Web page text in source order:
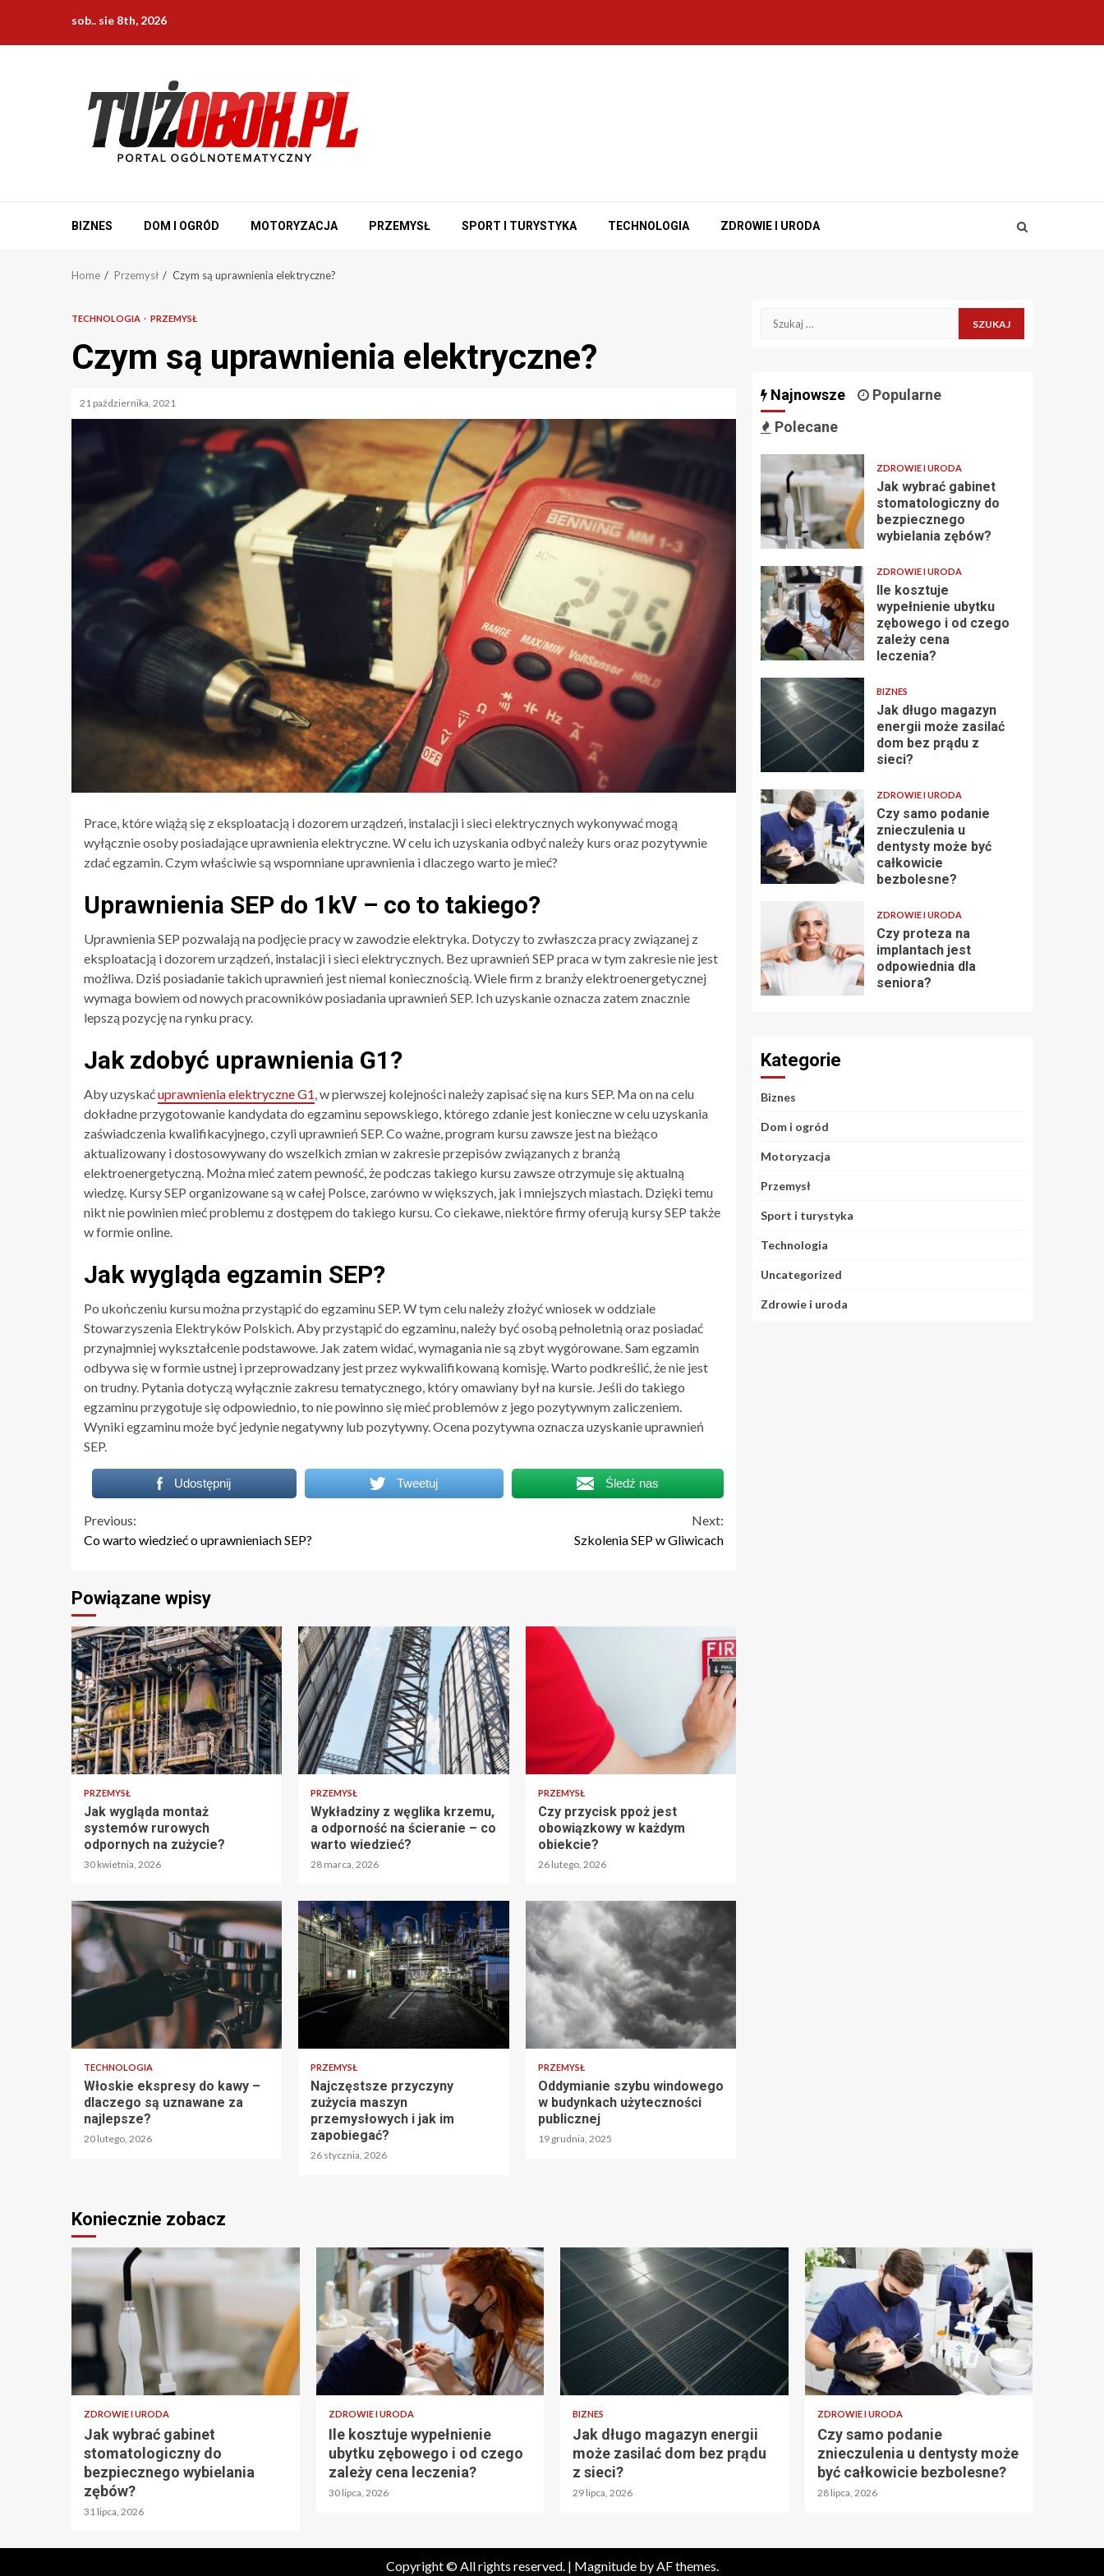
content
sob.. sie 8th, 2026
BIZNES DOM I OGRÓD MOTORYZACJA PRZEMYSŁ SPORT I TURYSTYKA TECHNOLOGIA ZDROWIE I URODA
Home Przemysł Czym są uprawnienia elektryczne?
TECHNOLOGIA PRZEMYSŁ
Czym są uprawnienia elektryczne?
21 października, 2021
Prace, które wiążą się z eksploatacją i dozorem urządzeń, instalacji i sieci elektrycznych wykonywać mogą
wyłącznie osoby posiadające uprawnienia elektryczne. W celu ich uzyskania odbyć należy kurs oraz pozytywnie
zdać egzamin. Czym właściwie są wspomniane uprawnienia i dlaczego warto je mieć?
Uprawnienia SEP do 1kV – co to takiego?
Uprawnienia SEP pozwalają na podjęcie pracy w zawodzie elektryka. Dotyczy to zwłaszcza pracy związanej z
eksploatacją i dozorem urządzeń, instalacji i sieci elektrycznych. Bez uprawnień SEP praca w tym zakresie nie jest
możliwa. Dziś posiadanie takich uprawnień jest niemal koniecznością. Wiele firm z branży elektroenergetycznej
wymaga bowiem od nowych pracowników posiadania uprawnień SEP. Ich uzyskanie oznacza zatem znacznie
lepszą pozycję na rynku pracy.
Jak zdobyć uprawnienia G1?
Aby uzyskaćuprawnienia elektryczne G1, w pierwszej kolejności należy zapisać się na kurs SEP. Ma on na celu
dokładne przygotowanie kandydata do egzaminu sepowskiego, którego zdanie jest konieczne w celu uzyskania
zaświadczenia kwalifikacyjnego, czyli uprawnień SEP. Co ważne, program kursu zawsze jest na bieżąco
aktualizowany i dostosowywany do wszelkich zmian w zakresie przepisów związanych z branżą
elektroenergetyczną. Można mieć zatem pewność, że podczas takiego kursu zawsze otrzymuje się aktualną
wiedzę. Kursy SEP organizowane są w całej Polsce, zarówno w większych, jak i mniejszych miastach. Dzięki temu
nikt nie powinien mieć problemu z dostępem do takiego kursu. Co ciekawe, niektóre firmy oferują kursy SEP także
w formie online.
Jak wygląda egzamin SEP?
Po ukończeniu kursu można przystąpić do egzaminu SEP. W tym celu należy złożyć wniosek w oddziale
Stowarzyszenia Elektryków Polskich. Aby przystąpić do egzaminu, należy być osobą pełnoletnią oraz posiadać
przynajmniej wykształcenie podstawowe. Jak zatem widać, wymagania nie są zbyt wygórowane. Sam egzamin
odbywa się w formie ustnej i przeprowadzany jest przez wykwalifikowaną komisję. Warto podkreślić, że nie jest
on trudny. Pytania dotyczą wyłącznie zakresu tematycznego, który omawiany był na kursie. Jeśli do takiego
egzaminu przygotuje się odpowiednio, to nie powinno się mieć problemów z jego pozytywnym zaliczeniem.
Wyniki egzaminu może być jedynie negatywny lub pozytywny. Ocena pozytywna oznacza uzyskanie uprawnień
SEP.
Udostępnij Tweetuj Śledź nas
Continue
Previous:
Co warto wiedzieć o uprawnieniach SEP?
Next:
Szkolenia SEP w Gliwicach
Powiązane wpisy
PRZEMYSŁ
Jak wygląda montaż
systemów rurowych
odpornych na zużycie?
30 kwietnia, 2026
PRZEMYSŁ
Wykładziny z węglika krzemu,
a odporność na ścieranie – co
warto wiedzieć?
28 marca, 2026
PRZEMYSŁ
Czy przycisk ppoż jest
obowiązkowy w każdym
obiekcie?
26 lutego, 2026
TECHNOLOGIA
Włoskie ekspresy do kawy –
dlaczego są uznawane za
najlepsze?
20 lutego, 2026
PRZEMYSŁ
Najczęstsze przyczyny
zużycia maszyn
przemysłowych i jak im
zapobiegać?
26 stycznia, 2026
PRZEMYSŁ
Oddymianie szybu windowego
w budynkach użyteczności
publicznej
19 grudnia, 2025
Szukaj:
Najnowsze
Popularne
Polecane
ZDROWIE I URODA
Jak wybrać gabinet
stomatologiczny do
bezpiecznego
wybielania zębów?
ZDROWIE I URODA
Ile kosztuje
wypełnienie ubytku
zębowego i od czego
zależy cena
leczenia?
BIZNES
Jak długo magazyn
energii może zasilać
dom bez prądu z
sieci?
ZDROWIE I URODA
Czy samo podanie
znieczulenia u
dentysty może być
całkowicie
bezbolesne?
ZDROWIE I URODA
Czy proteza na
implantach jest
odpowiednia dla
seniora?
Kategorie
Biznes
Dom i ogród
Motoryzacja
Przemysł
Sport i turystyka
Technologia
Uncategorized
Zdrowie i uroda
Koniecznie zobacz
ZDROWIE I URODA
Jak wybrać gabinet
stomatologiczny do
bezpiecznego wybielania
zębów?
31 lipca, 2026
ZDROWIE I URODA
Ile kosztuje wypełnienie
ubytku zębowego i od czego
zależy cena leczenia?
30 lipca, 2026
BIZNES
Jak długo magazyn energii
może zasilać dom bez prądu
z sieci?
29 lipca, 2026
ZDROWIE I URODA
Czy samo podanie
znieczulenia u dentysty może
być całkowicie bezbolesne?
28 lipca, 2026
Copyright © All rights reserved. | Magnitudeby AF themes.